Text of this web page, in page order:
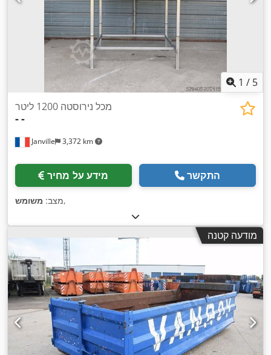
1 / 5
Janville 3,372 km
מכל נירוסטה 1200 ליטר
--
מידע על מחיר התקשר
מצב: משומש ,
מודעה קטנה